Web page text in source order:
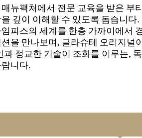
뉴팩처에서 전문 교육을 받은 부
깊이 이해할 수 있도록 돕습니
피스의 세계를 한층 가까이에서
을 만나보며, 글라슈테 오리지널
과 정교한 기술이 조화를 이루는,
니다.